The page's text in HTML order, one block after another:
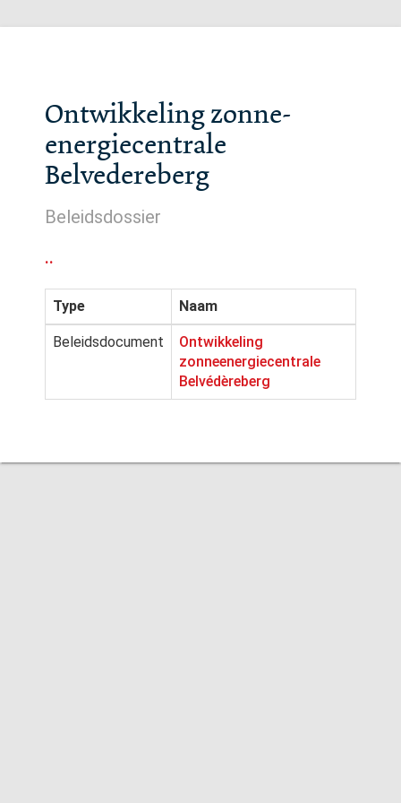
Ontwikkeling zonne-
energiecentrale
Belvedereberg
Beleidsdossier
..
Type Naam
Beleidsdocument
Ontwikkeling
zonneenergiecentrale
Belvédèreberg